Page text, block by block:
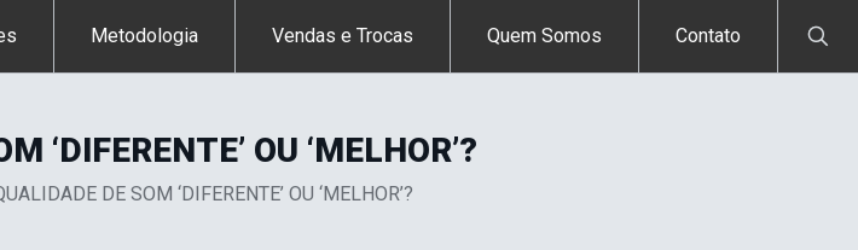
Metodologia Vendas e Trocas Quem Somos Contato
‘DIFERENTE’ OU ‘MELHOR’?
DE SOM ‘DIFERENTE’ OU ‘MELHOR’?